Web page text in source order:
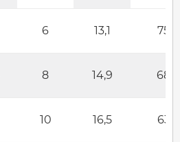
6 13,1 75
8 14,9 68
10 16,5 63